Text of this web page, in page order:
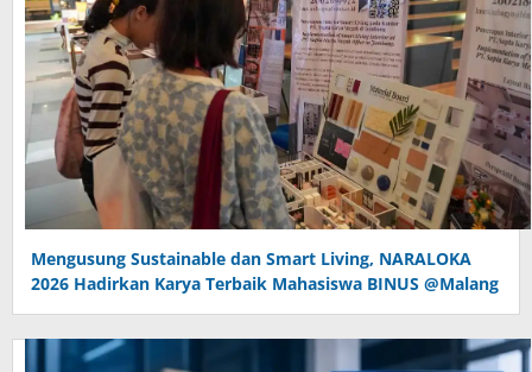
Mengusung Sustainable dan Smart Living, NARALOKA
2026 Hadirkan Karya Terbaik Mahasiswa BINUS @Malang